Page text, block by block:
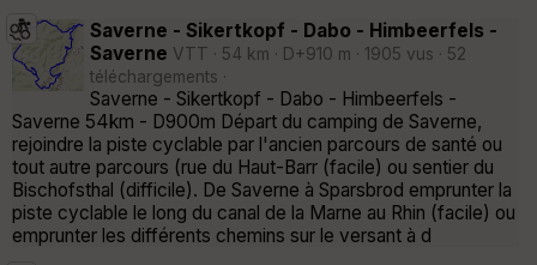
Saverne - Sikertkopf - Dabo - Himbeerfels -
Saverne VTT · 54 km · D+910 m · 1905 vus · 52
téléchargements ·
Saverne - Sikertkopf - Dabo - Himbeerfels -
Saverne 54km - D900m Départ du camping de Saverne,
rejoindre la piste cyclable par l'ancien parcours de santé ou
tout autre parcours (rue du Haut-Barr (facile) ou sentier du
Bischofsthal (difficile). De Saverne à Sparsbrod emprunter la
piste cyclable le long du canal de la Marne au Rhin (facile) ou
emprunter les différents chemins sur le versant à d